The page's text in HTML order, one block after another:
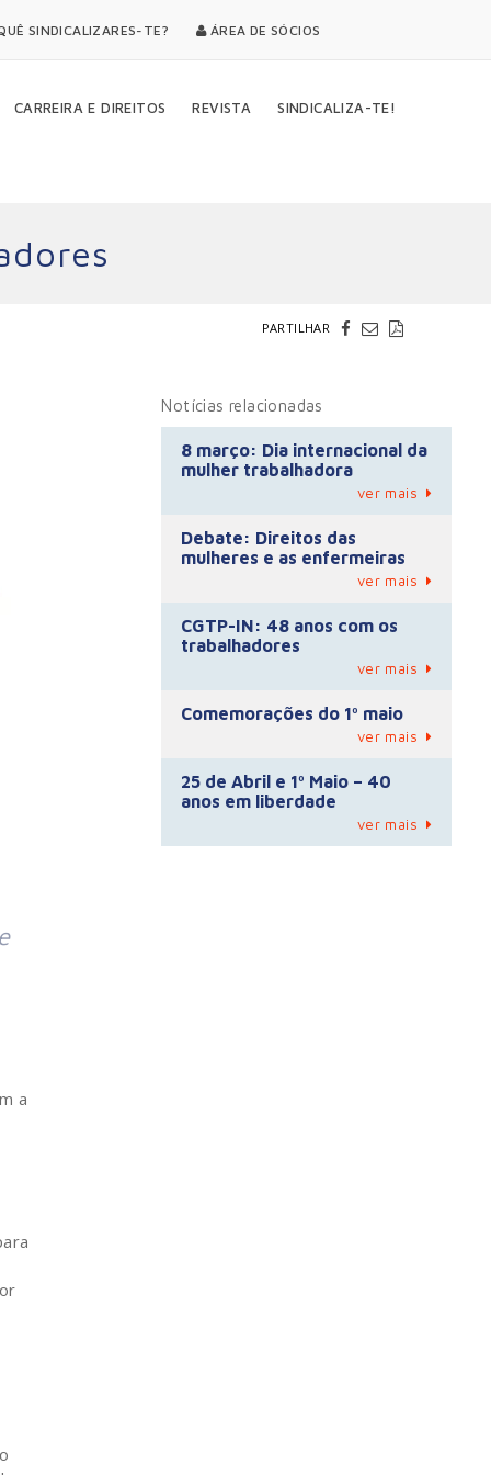
SINDICALIZARES-TE? ÁREA DE SÓCIOS
CARREIRA E DIREITOS REVISTA SINDICALIZA-TE!
PARTILHAR
a
Notícias relacionadas
8 março: Dia internacional da
mulher trabalhadora
ver mais
Debate: Direitos das
mulheres e as enfermeiras
ver mais
CGTP-IN: 48 anos com os
trabalhadores
ver mais
Comemorações do 1º maio
ver mais
25 de Abril e 1º Maio – 40
anos em liberdade
ver mais